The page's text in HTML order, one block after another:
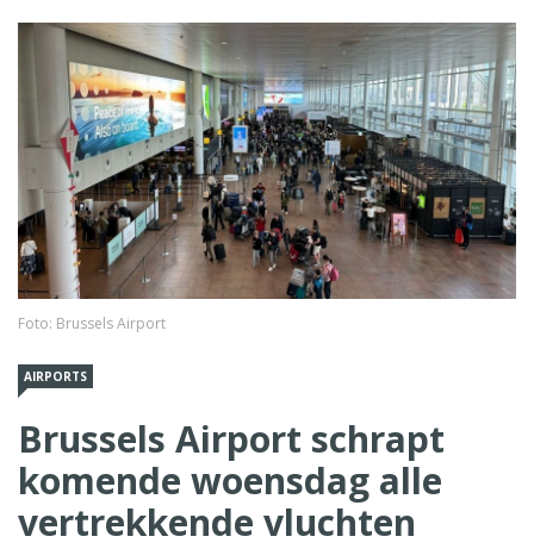
Foto: Brussels Airport
AIRPORTS
Brussels Airport schrapt
komende woensdag alle
vertrekkende vluchten